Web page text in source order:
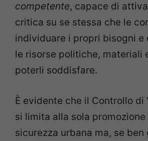
competente, capace di
critica su se stessa che le
individuare i propri bisogni e
le risorse politiche, materiali
poterli soddisfare.
È evidente che il Controllo di
si limita alla sola promozione
sicurezza urbana ma, se ben